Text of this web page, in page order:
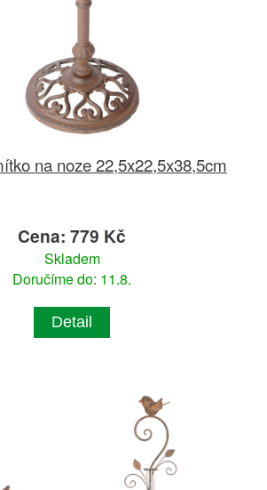
na noze 22,5x22,5x38,5cm
Cena: 779 Kč
Skladem
Doručíme do: 11.8.
Detail